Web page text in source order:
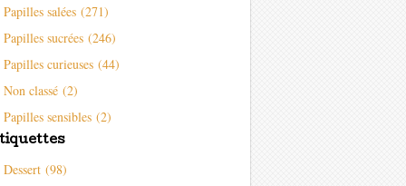
Papilles salées (271)
Papilles sucrées (246)
Papilles curieuses (44)
Non classé (2)
Papilles sensibles (2)
Dessert (98)